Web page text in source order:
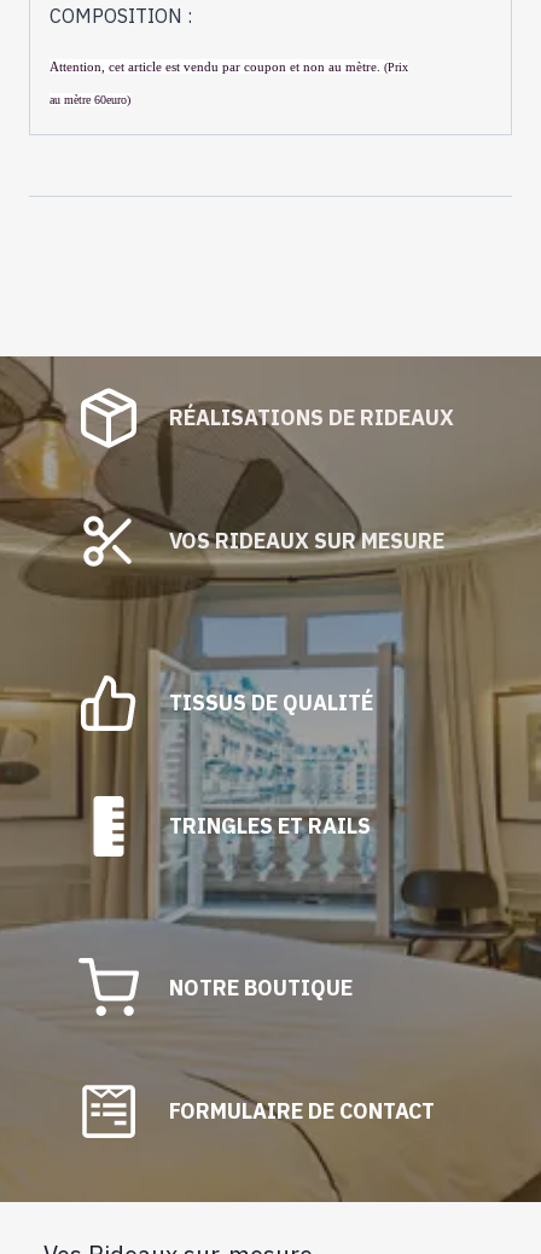
COMPOSITION :
Attention, cet article est vendu par coupon et non au mètre. (Prix
au mètre 60euro)
RÉALISATIONS DE RIDEAUX
VOS RIDEAUX SUR MESURE
TISSUS DE QUALITÉ
TRINGLES ET RAILS
NOTRE BOUTIQUE
FORMULAIRE DE CONTACT